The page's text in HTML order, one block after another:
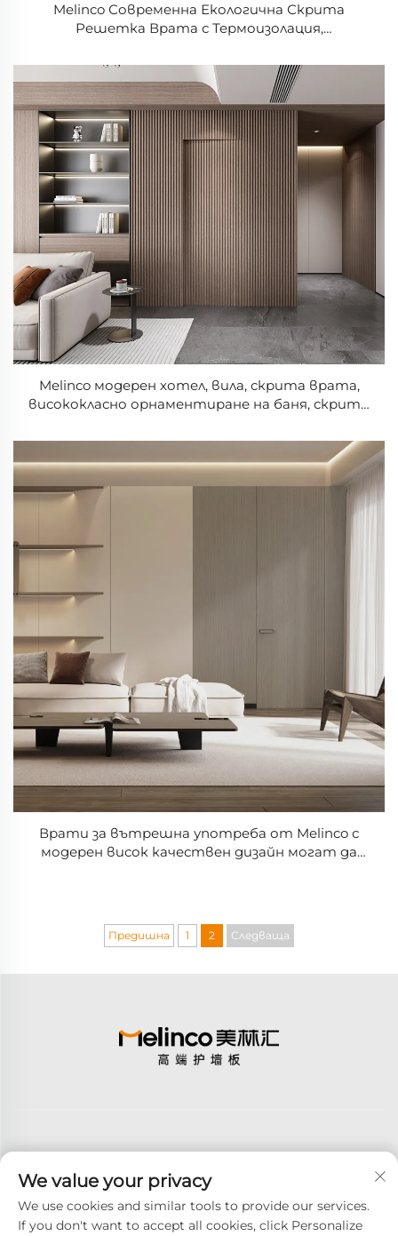
Melinco Современна Екологична Скрита
Решетка Врата с Термоизолация,
Невидима Странна Отваряне По Желание
Melinco модерен хотел, вила, скрита врата,
висококласно орнаментиране на баня, скрити
Врати за вътрешна употреба от Melinco с
модерен висок качествен дизайн могат да
Предишна 1 2 Следваща
Абонирай се
We value your privacy
We use cookies and similar tools to provide our services.
If you don't want to accept all cookies, click Personalize